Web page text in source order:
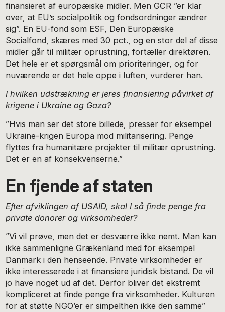
finansieret af europæiske midler. Men GCR ”er klar
over, at EU’s socialpolitik og fondsordninger ændrer
sig”. En EU-fond som ESF, Den Europæiske
Socialfond, skæres med 30 pct., og en stor del af disse
midler går til militær oprustning, fortæller direktøren.
Det hele er et spørgsmål om prioriteringer, og for
nuværende er det hele oppe i luften, vurderer han.
I hvilken udstrækning er jeres finansiering påvirket af
krigene i Ukraine og Gaza?
”Hvis man ser det store billede, presser for eksempel
Ukraine-krigen Europa mod militarisering. Penge
flyttes fra humanitære projekter til militær oprustning.
Det er en af konsekvenserne.”
En fjende af staten
Efter afviklingen af USAID, skal I så finde penge fra
private donorer og virksomheder?
”Vi vil prøve, men det er desværre ikke nemt. Man kan
ikke sammenligne Grækenland med for eksempel
Danmark i den henseende. Private virksomheder er
ikke interesserede i at finansiere juridisk bistand. De vil
jo have noget ud af det. Derfor bliver det ekstremt
kompliceret at finde penge fra virksomheder. Kulturen
for at støtte NGO’er er simpelthen ikke den samme”